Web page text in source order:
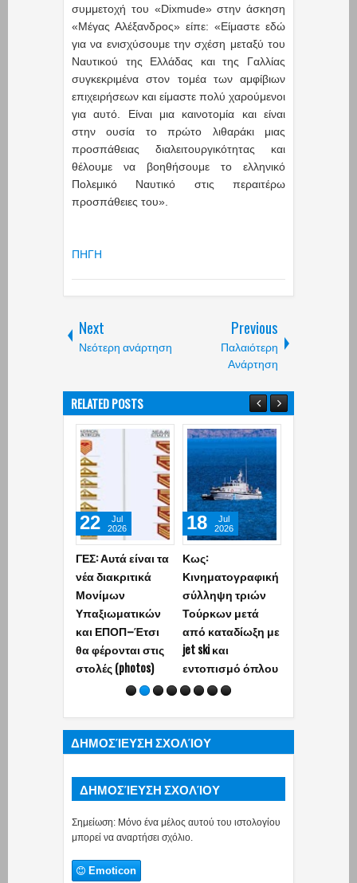
συμμετοχή του «Dixmude» στην άσκηση
«Μέγας Αλέξανδρος» είπε: «Είμαστε εδώ
για να ενισχύσουμε την σχέση μεταξύ του
Ναυτικού της Ελλάδας και της Γαλλίας
συγκεκριμένα στον τομέα των αμφίβιων
επιχειρήσεων και είμαστε πολύ χαρούμενοι
για αυτό. Είναι μια καινοτομία και είναι
στην ουσία το πρώτο λιθαράκι μιας
προσπάθειας διαλειτουργικότητας και
θέλουμε να βοηθήσουμε το ελληνικό
Πολεμικό Ναυτικό στις περαιτέρω
προσπάθειες του».
ΠΗΓΗ
Next
Νεότερη ανάρτηση
Previous
Παλαιότερη
Ανάρτηση
RELATED POSTS
ΓΕΣ: Αυτά είναι τα
νέα διακριτικά
Μονίμων
Υπαξιωματικών
και ΕΠΟΠ–Έτσι
θα φέρονται στις
στολές (photos)
22
Jul
2026
Κως:
Κινηματογραφική
σύλληψη τριών
Τούρκων μετά
από καταδίωξη με
jet ski και
εντοπισμό όπλου
18
Jul
2026
ΔΗΜΟΣΊΕΥΣΗ ΣΧΟΛΊΟΥ
ΔΗΜΟΣΊΕΥΣΗ ΣΧΟΛΊΟΥ
Σημείωση: Μόνο ένα μέλος αυτού του ιστολογίου
μπορεί να αναρτήσει σχόλιο.
Emoticon